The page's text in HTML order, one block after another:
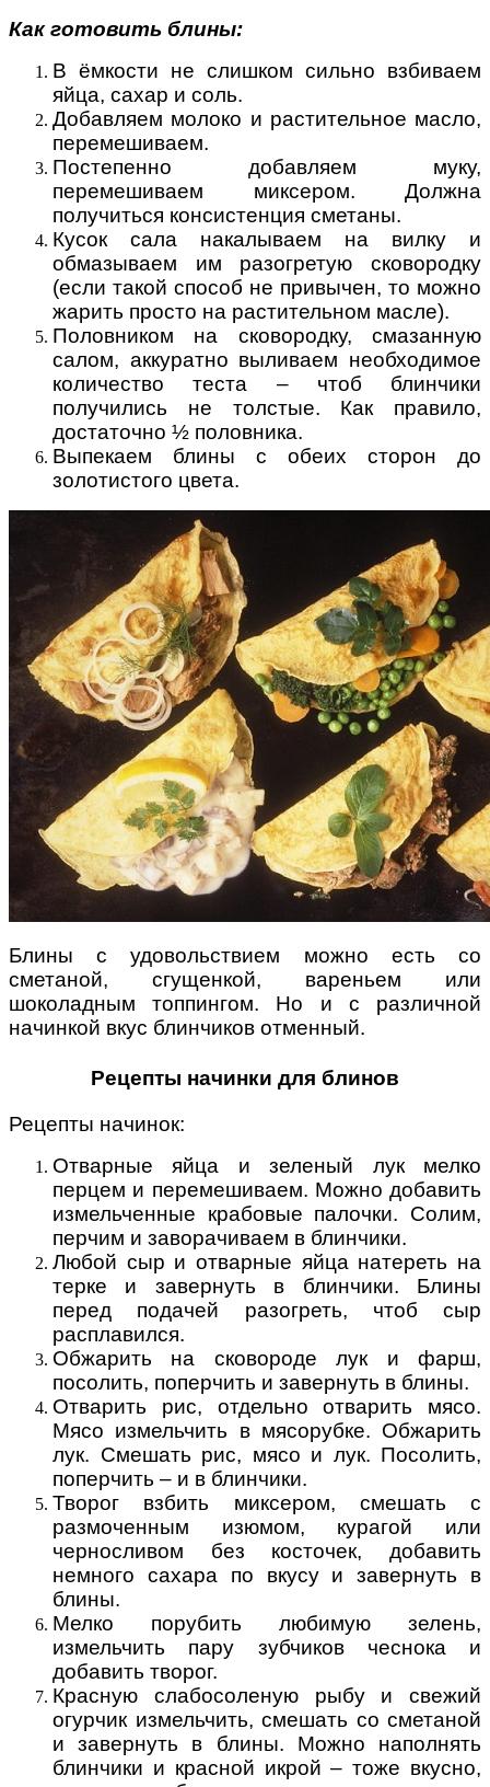
Как готовить блины:
В ёмкости не слишком сильно взбиваем
яйца, сахар и соль.
Добавляем молоко и растительное масло,
перемешиваем.
Постепенно добавляем муку,
перемешиваем миксером. Должна
получиться консистенция сметаны.
Кусок сала накалываем на вилку и
обмазываем им разогретую сковородку
(если такой способ не привычен, то можно
жарить просто на растительном масле).
Половником на сковородку, смазанную
салом, аккуратно выливаем необходимое
количество теста – чтоб блинчики
получились не толстые. Как правило,
достаточно ½ половника.
Выпекаем блины с обеих сторон до
золотистого цвета.
Блины с удовольствием можно есть со
сметаной, сгущенкой, вареньем или
шоколадным топпингом. Но и с различной
начинкой вкус блинчиков отменный.
Рецепты начинки для блинов
Рецепты начинок:
Отварные яйца и зеленый лук мелко
перцем и перемешиваем. Можно добавить
измельченные крабовые палочки. Солим,
перчим и заворачиваем в блинчики.
Любой сыр и отварные яйца натереть на
терке и завернуть в блинчики. Блины
перед подачей разогреть, чтоб сыр
расплавился.
Обжарить на сковороде лук и фарш,
посолить, поперчить и завернуть в блины.
Отварить рис, отдельно отварить мясо.
Мясо измельчить в мясорубке. Обжарить
лук. Смешать рис, мясо и лук. Посолить,
поперчить – и в блинчики.
Творог взбить миксером, смешать с
размоченным изюмом, курагой или
черносливом без косточек, добавить
немного сахара по вкусу и завернуть в
блины.
Мелко порубить любимую зелень,
измельчить пару зубчиков чеснока и
добавить творог.
Красную слабосоленую рыбу и свежий
огурчик измельчить, смешать со сметаной
и завернуть в блины. Можно наполнять
блинчики и красной икрой – тоже вкусно,